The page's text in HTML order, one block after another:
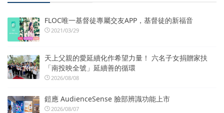
FLOC唯一基督徒專屬交友APP，基督徒的新福音
2021/03/29
天上父親的愛延續化作希望力量！ 六名子女捐贈家扶
「南投映全號」延續善的循環
2026/08/08
鎧應 AudienceSense 臉部辨識功能上市
2026/08/07